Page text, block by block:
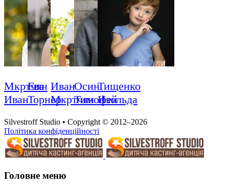
Мкртчян
Иван
Ева
Торнер
Иван
Мкртчян
Осин
Тимофей
Тищенко
Изольда
Silvestroff Studio • Copyright © 2012–2026
Політика конфіденційності
Головне меню